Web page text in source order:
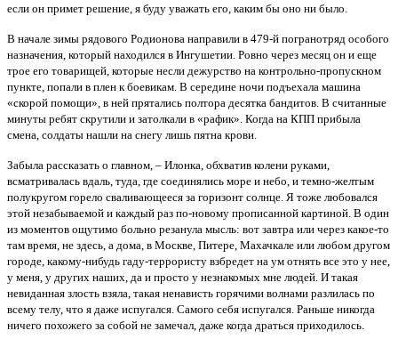
если он примет решение, я буду уважать его, каким бы оно ни было.
В начале зимы рядового Родионова направили в 479-й погранотряд особого
назначения, который находился в Ингушетии. Ровно через месяц он и еще
трое его товарищей, которые несли дежурство на контрольно-пропускном
пункте, попали в плен к боевикам. В середине ночи подъехала машина
«скорой помощи», в ней прятались полтора десятка бандитов. В считанные
минуты ребят скрутили и затолкали в «рафик». Когда на КПП прибыла
смена, солдаты нашли на снегу лишь пятна крови.
Забыла рассказать о главном, – Илонка, обхватив колени руками,
всматривалась вдаль, туда, где соединялись море и небо, и темно-желтым
полукругом горело сваливающееся за горизонт солнце. Я тоже любовался
этой незабываемой и каждый раз по-новому прописанной картиной. В один
из моментов ощутимо больно резанула мысль: вот завтра или через какое-то
там время, не здесь, а дома, в Москве, Питере, Махачкале или любом другом
городе, какому-нибудь гаду-террористу взбредет на ум отнять все это у нее,
у меня, у других наших, да и просто у незнакомых мне людей. И такая
невиданная злость взяла, такая ненависть горячими волнами разлилась по
всему телу, что я даже испугался. Самого себя испугался. Раньше никогда
ничего похожего за собой не замечал, даже когда драться приходилось.